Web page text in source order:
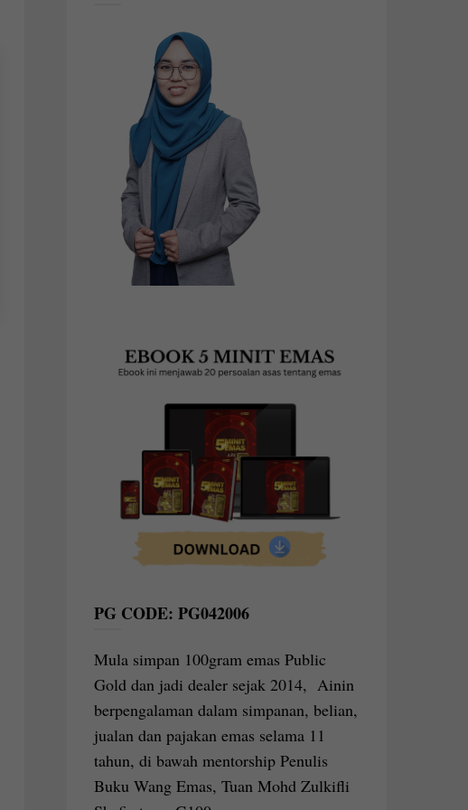
PG CODE: PG042006
Mula simpan 100gram emas Public
Gold dan jadi dealer sejak 2014, Ainin
berpengalaman dalam simpanan, belian,
jualan dan pajakan emas selama 11
tahun, di bawah mentorship Penulis
Buku Wang Emas, Tuan Mohd Zulkifli